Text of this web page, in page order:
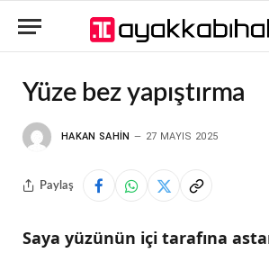
Yüze bez yapıştırma
HAKAN SAHIN 27 MAYIS 2025
Paylaş
Saya yüzünün içi tarafına